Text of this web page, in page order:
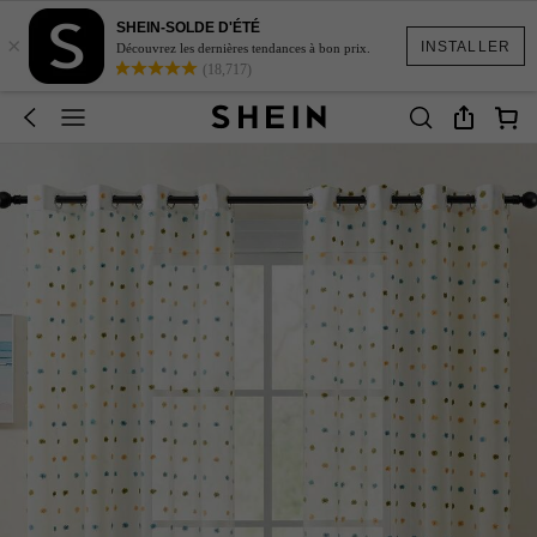
INSTALLER
×
SHEIN-SOLDE D'ÉTÉ
Découvrez les dernières tendances à bon prix.
(18,717)